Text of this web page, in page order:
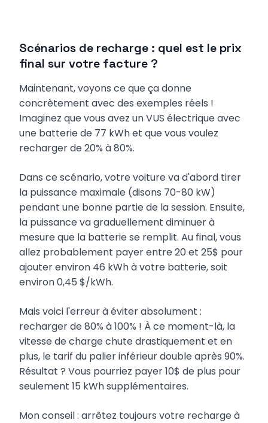
Scénarios de recharge : quel est le prix
final sur votre facture ?
Maintenant, voyons ce que ça donne
concrètement avec des exemples réels !
Imaginez que vous avez un VUS électrique avec
une batterie de 77 kWh et que vous voulez
recharger de 20% à 80%.
Dans ce scénario, votre voiture va d'abord tirer
la puissance maximale (disons 70-80 kW)
pendant une bonne partie de la session. Ensuite,
la puissance va graduellement diminuer à
mesure que la batterie se remplit. Au final, vous
allez probablement payer entre 20 et 25$ pour
ajouter environ 46 kWh à votre batterie, soit
environ 0,45 $/kWh.
Mais voici l'erreur à éviter absolument :
recharger de 80% à 100% ! À ce moment-là, la
vitesse de charge chute drastiquement et en
plus, le tarif du palier inférieur double après 90%.
Résultat ? Vous pourriez payer 10$ de plus pour
seulement 15 kWh supplémentaires.
Mon conseil : arrêtez toujours votre recharge à